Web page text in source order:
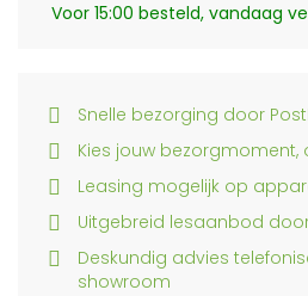
Voor 15:00 besteld, vandaag
Snelle bezorging door
Kies jouw bezorgmoment,
Leasing mogelijk op
Uitgebreid lesaanbod
Deskundig advies
showroom